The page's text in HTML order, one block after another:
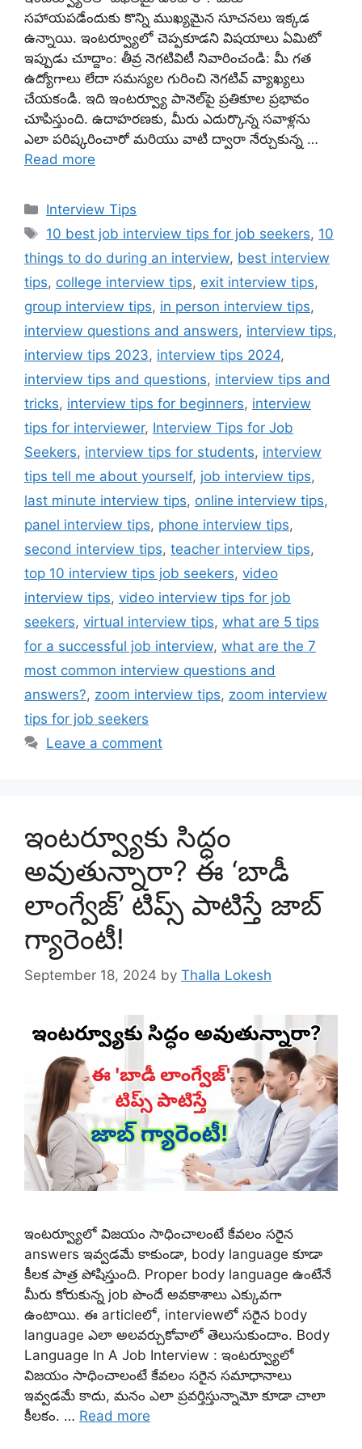
సహాయపడేందుకు కొన్ని ముఖ్యమైన సూచనలు ఇక్కడ
ఉన్నాయి. ఇంటర్వ్యూలో చెప్పకూడని విషయాలు ఏమిటో
ఇప్పుడు చూద్దాం: తీవ్ర నెగటివిటీ నివారించండి: మీ గత
ఉద్యోగాలు లేదా సమస్యల గురించి నెగటివ్ వ్యాఖ్యలు
చేయకండి. ఇది ఇంటర్వ్యూ పానెల్‌పై ప్రతికూల ప్రభావం
చూపిస్తుంది. ఉదాహరణకు, మీరు ఎదుర్కొన్న సవాళ్లను
ఎలా పరిష్కరించారో మరియు వాటి ద్వారా నేర్చుకున్న …
Read more
Categories
Interview Tips
Tags
10 best job interview tips for job seekers, 10
things to do during an interview, best interview
tips, college interview tips, exit interview tips,
group interview tips, in person interview tips,
interview questions and answers, interview tips,
interview tips 2023, interview tips 2024,
interview tips and questions, interview tips and
tricks, interview tips for beginners, interview
tips for interviewer, Interview Tips for Job
Seekers, interview tips for students, interview
tips tell me about yourself, job interview tips,
last minute interview tips, online interview tips,
panel interview tips, phone interview tips,
second interview tips, teacher interview tips,
top 10 interview tips job seekers, video
interview tips, video interview tips for job
seekers, virtual interview tips, what are 5 tips
for a successful job interview, what are the 7
most common interview questions and
answers?, zoom interview tips, zoom interview
tips for job seekers
Leave a comment
ఇంటర్వ్యూకు సిద్ధం
అవుతున్నారా? ఈ ‘బాడీ
లాంగ్వేజ్’ టిప్స్ పాటిస్తే జాబ్
గ్యారెంటీ!
September 18, 2024 by Thalla Lokesh
ఇంటర్వ్యూలో విజయం సాధించాలంటే కేవలం సరైన
answers ఇవ్వడమే కాకుండా, body language కూడా
కీలక పాత్ర పోషిస్తుంది. Proper body language ఉంటేనే
మీరు కోరుకున్న job పొందే అవకాశాలు ఎక్కువగా
ఉంటాయి. ఈ articleలో, interviewలో సరైన body
language ఎలా అలవర్చుకోవాలో తెలుసుకుందాం. Body
Language In A Job Interview : ఇంటర్వ్యూలో
విజయం సాధించాలంటే కేవలం సరైన సమాధానాలు
ఇవ్వడమే కాదు, మనం ఎలా ప్రవర్తిస్తున్నామో కూడా చాలా
కీలకం. … Read more